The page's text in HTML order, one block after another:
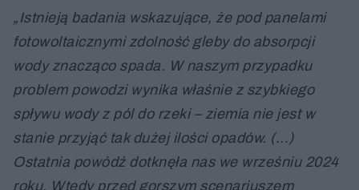
„Istnieją badania wskazujące, że pod panelami
fotowoltaicznymi zdolność gleby do absorpcji
wody znacząco spada. W naszym przypadku
problem powodzi wynika właśnie z szybkiego
spływu wody z pól do rzeki – ziemia nie jest w
stanie przyjąć tak dużej ilości opadów. (...)
Ostatnia powódź dotknęła nas we wrześniu 2024
roku. Wtedy przed gorszym scenariuszem